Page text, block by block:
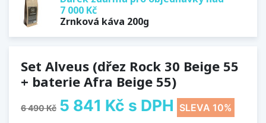
7 000 Kč
Zrnková káva 200g
Set Alveus (dřez Rock 30 Beige 55
+ baterie Afra Beige 55)
6 490 Kč 5 841 Kč s DPH SLEVA 10%